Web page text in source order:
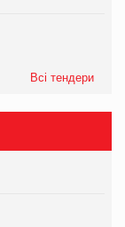
Всі тендери